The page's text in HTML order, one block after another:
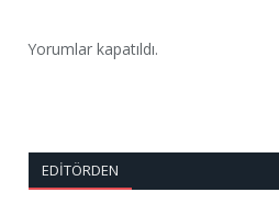
Yorumlar kapatıldı.
EDITÖRDEN